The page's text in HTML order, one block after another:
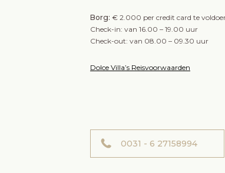
Borg: € 2.000 per credit card te
Check-in: van 16.00 – 19.00 uur
Check-out: van 08.00 – 09.30 uur
Dolce Villa’s Reisvoorwaarden
0031 - 6 27158994